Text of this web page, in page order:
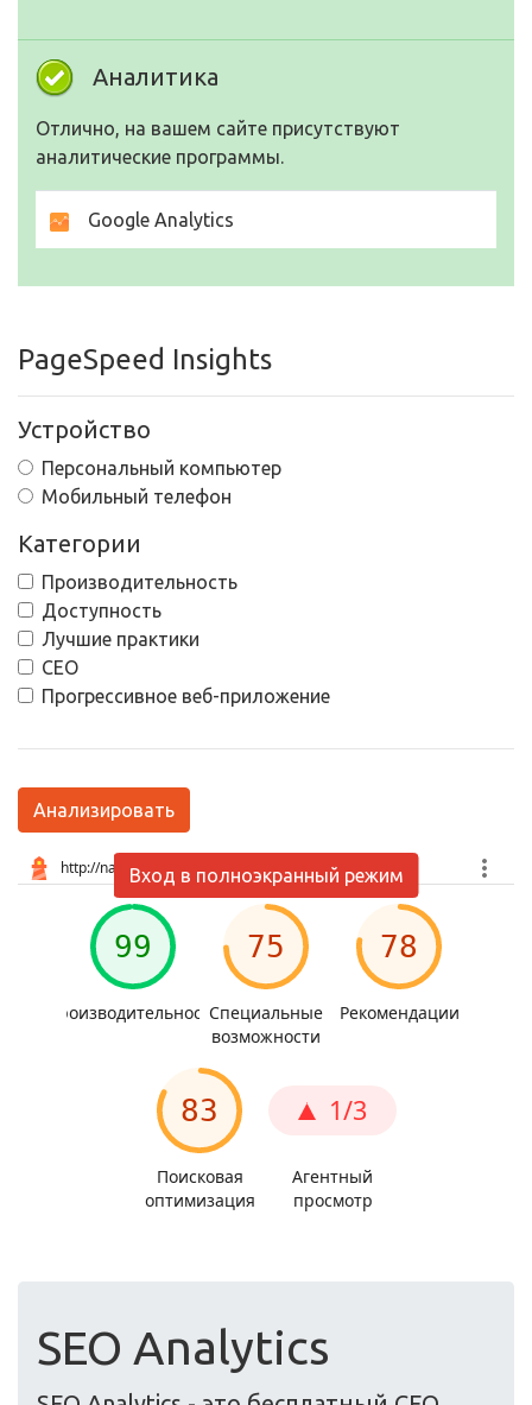
Аналитика
Отлично, на вашем сайте присутствуют
аналитические программы.
Google Analytics
PageSpeed Insights
Устройство
Персональный компьютер
Мобильный телефон
Категории
Производительность
Доступность
Лучшие практики
СЕО
Прогрессивное веб-приложение
Анализировать
Вход в полноэкранный режим
SEO Analytics